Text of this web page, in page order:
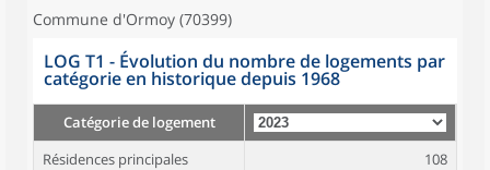
Commune d'Ormoy (70399)
LOG T1 - Évolution du nombre de logements par
catégorie en historique depuis 1968
Catégorie de logement
Résidences principales
108